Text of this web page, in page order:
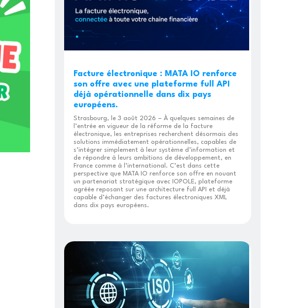
Facture électronique : MATA IO renforce
son offre avec une plateforme full API
déjà opérationnelle dans dix pays
européens.
Strasbourg, le 3 août 2026 – À quelques semaines de
l’entrée en vigueur de la réforme de la facture
électronique, les entreprises recherchent désormais des
solutions immédiatement opérationnelles, capables de
s’intégrer simplement à leur système d’information et
de répondre à leurs ambitions de développement, en
France comme à l’international. C’est dans cette
perspective que MATA IO renforce son offre en nouant
un partenariat stratégique avec IOPOLE, plateforme
agréée reposant sur une architecture full API et déjà
capable d’échanger des factures électroniques XML
dans dix pays européens.